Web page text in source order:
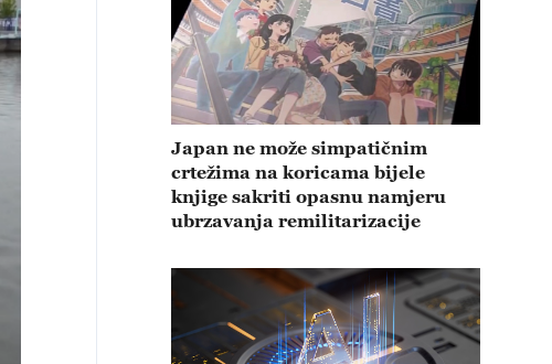
Japan ne može simpatičnim
crtežima na koricama bijele
knjige sakriti opasnu namjeru
ubrzavanja remilitarizacije